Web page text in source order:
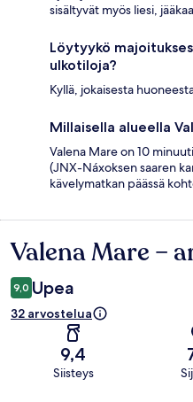
sisältyvät myös liesi,
Löytyykö
ulkotiloja?
Kyllä, jokaisesta
Millaisella alueella
Valena Mare on 10
(JNX-Náxoksen saaren
kävelymatkan päässä
Arvostelut
Valena Mare –
9,0 Upea
32 arvostelua
9,4
Siisteys